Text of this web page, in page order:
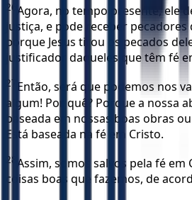
26 Agora, no tempo presente, ele
justiça, e pode receber
porque Jesus tirou os pecados
justificador daqueles que têm fé
27 Então, será que podemos nos
algum! Por quê? Porque a nossa
baseada em nossas boas obras
Está baseada na fé em Cristo.
28 Assim, somos salvos pela fé em
coisas boas que fazemos, de